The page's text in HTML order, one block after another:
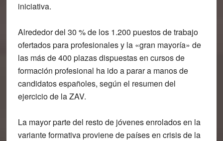
iniciativa.
Alrededor del 30 % de los 1.200 puestos de trabajo
ofertados para profesionales y la «gran mayoría» de
las más de 400 plazas dispuestas en cursos de
formación profesional ha ido a parar a manos de
candidatos españoles, según el resumen del
ejercicio de la ZAV.
La mayor parte del resto de jóvenes enrolados en la
variante formativa proviene de países en crisis de la